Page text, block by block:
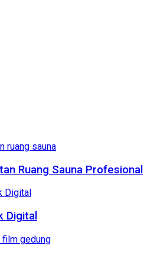
Ruang Sauna Profesional
Digital